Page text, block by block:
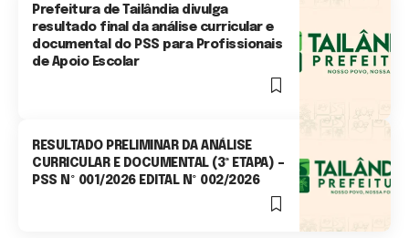
Prefeitura de Tailândia divulga
resultado final da análise curricular e
documental do PSS para Profissionais
de Apoio Escolar
RESULTADO PRELIMINAR DA ANÁLISE
CURRICULAR E DOCUMENTAL (3ª ETAPA) –
PSS Nº 001/2026 EDITAL Nº 002/2026